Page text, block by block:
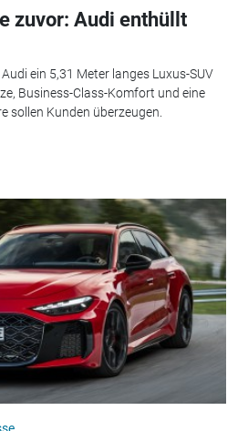
zuvor: Audi enthüllt
ein 5,31 Meter langes Luxus-SUV
Business-Class-Komfort und eine
sollen Kunden überzeugen.